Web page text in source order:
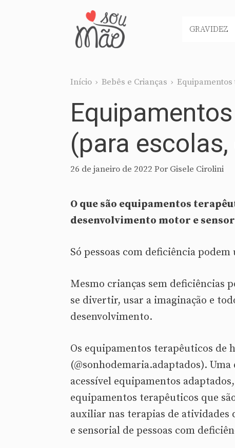
GRAVIDEZ
Início › Bebês e Crianças ›
(para
26 de janeiro de 2022 Por Gisele Cirolini
O que são equipamentos
desenvolvimento motor e
Só pessoas com deficiência
Mesmo crianças sem deficiências
se divertir, usar a imaginação e
desenvolvimento.
Os equipamentos terapêuticos de
(@sonhodemaria.adaptados).
acessível equipamentos
equipamentos terapêuticos que
auxiliar nas terapias de
e sensorial de pessoas com